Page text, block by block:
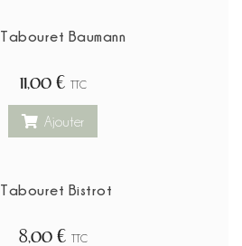
Tabouret Baumann
11,00 € TTC
Ajouter
Tabouret Bistrot
8,00 € TTC